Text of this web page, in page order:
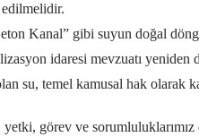
Kanal” gibi suyun doğal
idaresi mevzuatı yeniden
su, temel kamusal hak olarak
görev ve